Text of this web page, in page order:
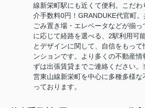
線新栄町駅にも近くて便利。こだわ
介手数料0円！GRANDUKE代官町
ごみ置き場・エレベータなどが揃
に応じて経路を選べる、2駅利用可
とデザインに関して、自信をもっ
ンションです。より多くの不動産情
ずは出張賃貸までご連絡ください
営東山線新栄町を中心に多種多様な
っております。